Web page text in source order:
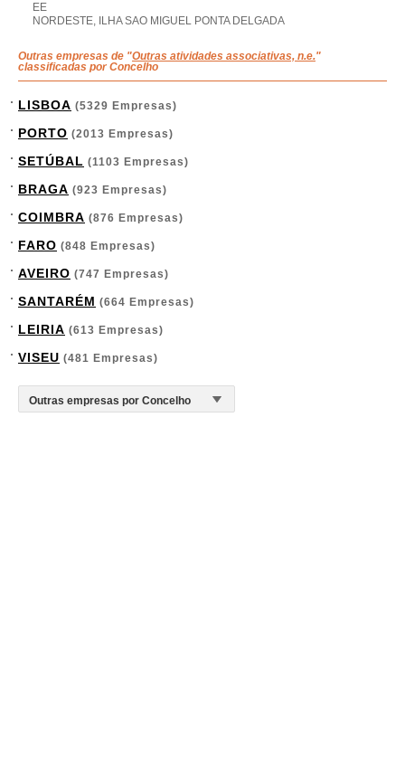
EE
NORDESTE, ILHA SAO MIGUEL PONTA DELGADA
Outras empresas de "Outras atividades associativas, n.e."
classificadas por Concelho
LISBOA (5329 Empresas)
PORTO (2013 Empresas)
SETÚBAL (1103 Empresas)
BRAGA (923 Empresas)
COIMBRA (876 Empresas)
FARO (848 Empresas)
AVEIRO (747 Empresas)
SANTARÉM (664 Empresas)
LEIRIA (613 Empresas)
VISEU (481 Empresas)